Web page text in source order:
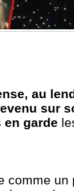
au
sur
en garde
comme